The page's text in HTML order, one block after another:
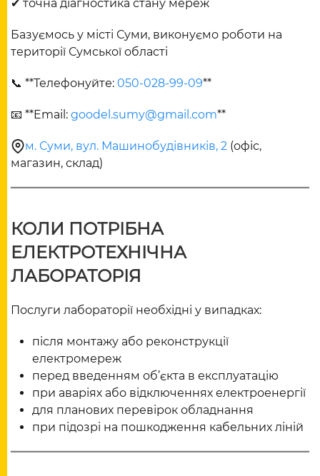
✔ точна діагностика стану мереж
Базуємось у місті Суми, виконуємо роботи на
території Сумської області
📞 **Телефонуйте: 050-028-99-09**
📧 **Email: goodel.sumy@gmail.com**
м. Суми, вул. Машинобудівників, 2 (офіс,
магазин, склад)
КОЛИ ПОТРІБНА
ЕЛЕКТРОТЕХНІЧНА
ЛАБОРАТОРІЯ
Послуги лабораторії необхідні у випадках:
після монтажу або реконструкції
електромереж
перед введенням об’єкта в експлуатацію
при аваріях або відключеннях електроенергії
для планових перевірок обладнання
при підозрі на пошкодження кабельних ліній